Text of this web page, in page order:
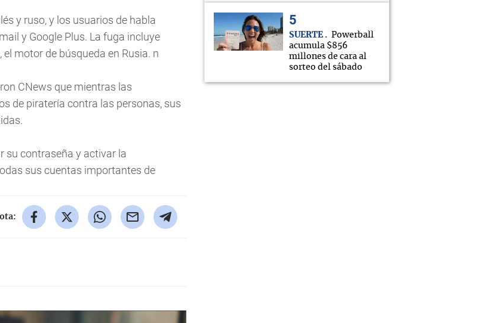
y ruso, y los usuarios de habla
y Google Plus. La fuga incluye
motor de búsqueda en Rusia. n
CNews que mientras las
de piratería contra las personas, sus
su contraseña y activar la
sus cuentas importantes de
SUERTE
Powerball
acumula $856
millones de cara al
sorteo del sábado